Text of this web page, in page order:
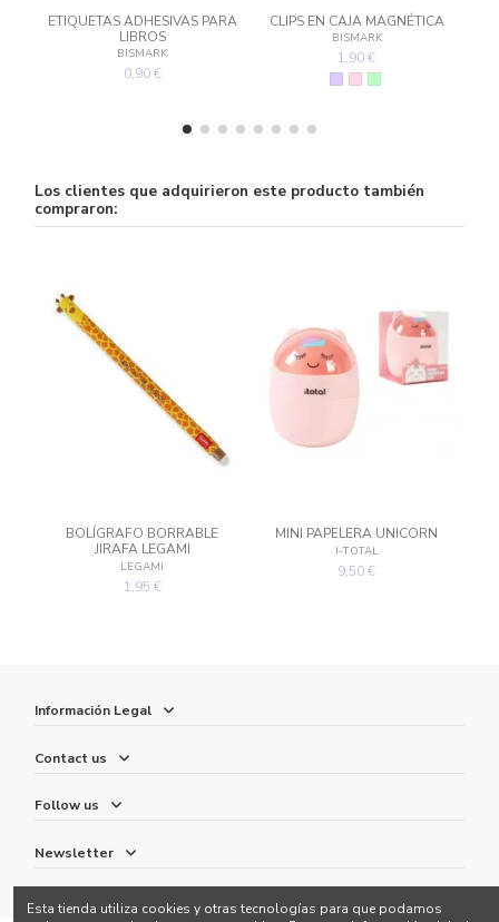
ETIQUETAS ADHESIVAS PARA
LIBROS
BISMARK
0,90 €
CLIPS EN CAJA MAGNÉTICA
BISMARK
1,90 €
Los clientes que adquirieron este producto también
compraron:
BOLÍGRAFO BORRABLE
JIRAFA LEGAMI
LEGAMI
1,95 €
MINI PAPELERA UNICORN
I-TOTAL
9,50 €
Información Legal
Contact us
Follow us
Newsletter
Esta tienda utiliza cookies y otras tecnologías para que podamos